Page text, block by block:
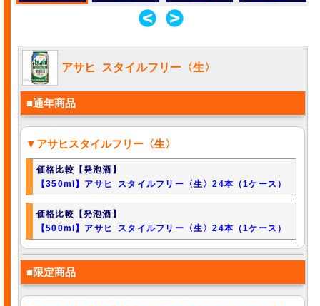
酒楽ブログ
アサヒ スタイルフリー〈生〉
■通年商品
▼アサヒスタイルフリー〈生〉
価格比較【発泡酒】
【350ml】アサヒ スタイルフリー〈生〉24本（1ケース）
価格比較【発泡酒】
【500ml】アサヒ スタイルフリー〈生〉24本（1ケース）
■限定商品